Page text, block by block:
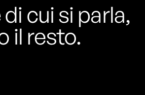
cui si parla,
il resto.